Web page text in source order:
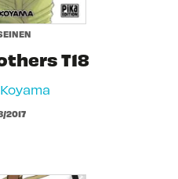
T18
2017